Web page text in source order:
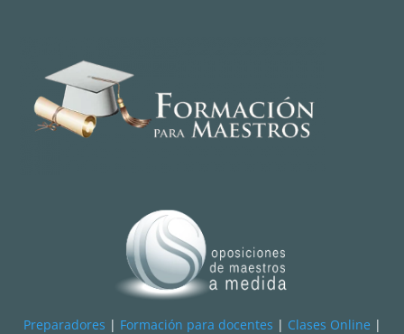
Preparadores | Formación para docentes | Clases Online |